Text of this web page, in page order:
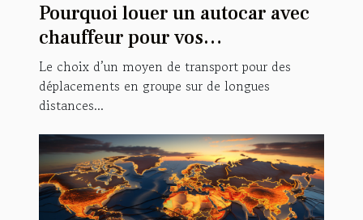
Pourquoi louer un autocar avec
chauffeur pour vos
déplacements en groupe ?
Le choix d’un moyen de transport pour des
déplacements en groupe sur de longues
distances...